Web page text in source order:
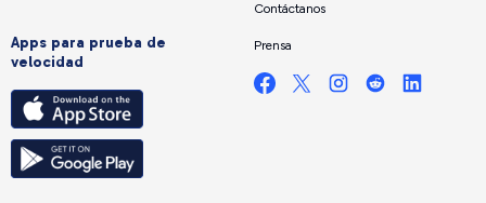
Apps para prueba de
velocidad
Contáctanos
Prensa